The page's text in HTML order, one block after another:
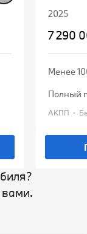
2025
7 290
Менее
полный
АКПП ·
вами.